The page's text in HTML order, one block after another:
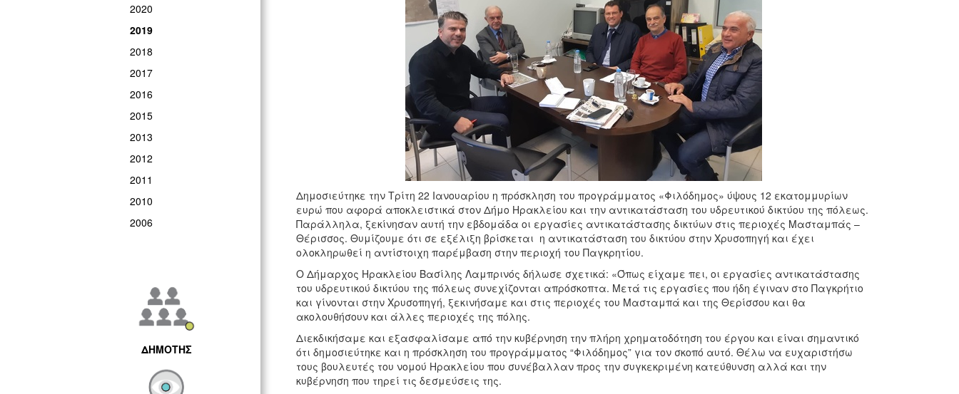
2020
2019
2018
2017
2016
2015
2013
2012
2011
2010
2006
ΔΗΜΟΤΗΣ
Δημοσιεύτηκε την Τρίτη 22 Ιανουαρίου η πρόσκληση του προγράμματος «Φιλόδημος» ύψους 12 εκατομμυρίων
ευρώ που αφορά αποκλειστικά στον Δήμο Ηρακλείου και την αντικατάσταση του υδρευτικού δικτύου της πόλεως.
Παράλληλα, ξεκίνησαν αυτή την εβδομάδα οι εργασίες αντικατάστασης δικτύων στις περιοχές Μασταμπάς –
Θέρισσος. Θυμίζουμε ότι σε εξέλιξη βρίσκεται η αντικατάσταση του δικτύου στην Χρυσοπηγή και έχει
ολοκληρωθεί η αντίστοιχη παρέμβαση στην περιοχή του Παγκρητίου.
Ο Δήμαρχος Ηρακλείου Βασίλης Λαμπρινός δήλωσε σχετικά: «Όπως είχαμε πει, οι εργασίες αντικατάστασης
του υδρευτικού δικτύου της πόλεως συνεχίζονται απρόσκοπτα. Μετά τις εργασίες που ήδη έγιναν στο Παγκρήτιο
και γίνονται στην Χρυσοπηγή, ξεκινήσαμε και στις περιοχές του Μασταμπά και της Θερίσσου και θα
ακολουθήσουν και άλλες περιοχές της πόλης.
Διεκδικήσαμε και εξασφαλίσαμε από την κυβέρνηση την πλήρη χρηματοδότηση του έργου και είναι σημαντικό
ότι δημοσιεύτηκε και η πρόσκληση του προγράμματος “Φιλόδημος” για τον σκοπό αυτό. Θέλω να ευχαριστήσω
τους βουλευτές του νομού Ηρακλείου που συνέβαλλαν προς την συγκεκριμένη κατεύθυνση αλλά και την
κυβέρνηση που τηρεί τις δεσμεύσεις της.